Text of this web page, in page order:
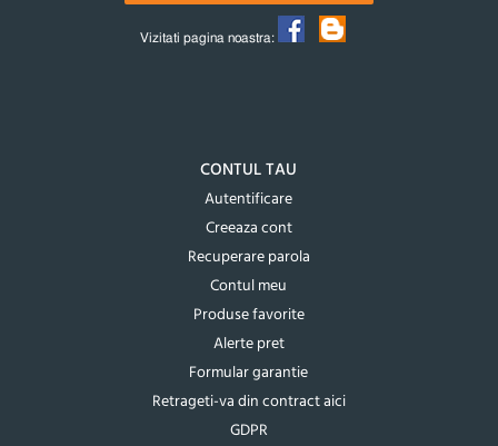
Vizitati pagina noastra:
CONTUL TAU
Autentificare
Creeaza cont
Recuperare parola
Contul meu
Produse favorite
Alerte pret
Formular garantie
Retrageti-va din contract aici
GDPR